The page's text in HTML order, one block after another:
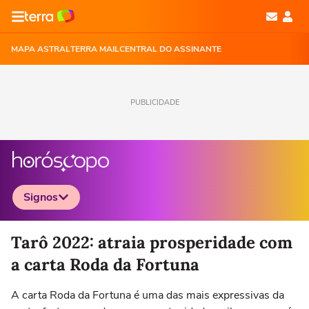
MAPA ASTRALTERRA MAILCENTRAL DO ASSINANTE
PUBLICIDADE
Signos
Selecione o signo para ver as notícias
Áries Touro Gêmeos Câncer
Tarô 2022: atraia prosperidade com
a carta Roda da Fortuna
A carta Roda da Fortuna é uma das mais expressivas da